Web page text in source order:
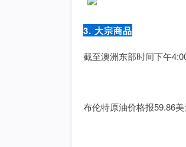
3. 大宗商品
截至澳洲东部时间下午
布伦特原油价格报59.86美